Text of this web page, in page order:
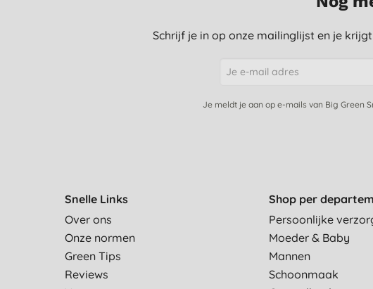
Schrijf je in op onze mailinglijst en je
Je meldt je aan op e-mails van Big Green
Snelle Links
Over ons
Onze normen
Green Tips
Reviews
Shop per
Persoonlijke
Moeder & Baby
Mannen
Schoonmaak